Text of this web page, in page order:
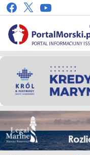
PORTAL INFORMACYJNY